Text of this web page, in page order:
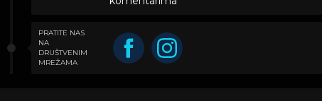
PRATITE NAS
NA
DRUŠTVENIM
MREŽAMA